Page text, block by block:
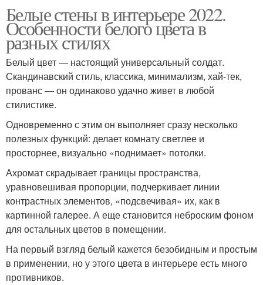
Белые стены в интерьере 2022.
Особенности белого цвета в
разных стилях
Белый цвет — настоящий универсальный солдат.
Скандинавский стиль, классика, минимализм, хай-тек,
прованс — он одинаково удачно живет в любой
стилистике.
Одновременно с этим он выполняет сразу несколько
полезных функций: делает комнату светлее и
просторнее, визуально «поднимает» потолки.
Ахромат скрадывает границы пространства,
уравновешивая пропорции, подчеркивает линии
контрастных элементов, «подсвечивая» их, как в
картинной галерее. А еще становится неброским фоном
для остальных цветов в помещении.
На первый взгляд белый кажется безобидным и простым
в применении, но у этого цвета в интерьере есть много
противников.